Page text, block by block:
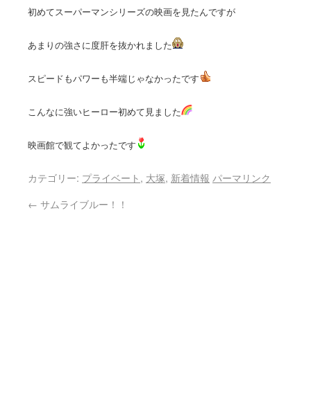
初めてスーパーマンシリーズの映画を見たんですが
あまりの強さに度肝を抜かれました
スピードもパワーも半端じゃなかったです
こんなに強いヒーロー初めて見ました
映画館で観てよかったです
カテゴリー: プライベート, 大塚, 新着情報 パーマリンク
← サムライブルー！！